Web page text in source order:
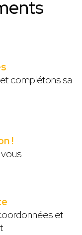
complétons sa
!
et